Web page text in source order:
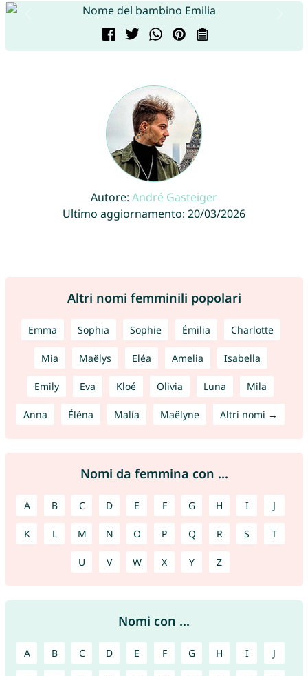
Autore: André Gasteiger
Ultimo aggiornamento: 20/03/2026
Altri nomi femminili popolari
Emma Sophia Sophie Émilia Charlotte
Mia Maëlys Eléa Amelia Isabella
Emily Eva Kloé Olivia Luna Mila
Anna Éléna Malía Maëlyne Altri nomi →
Nomi da femmina con ...
A B C D E F G H I J
K L M N O P Q R S T
U V W X Y Z
Nomi con ...
A B C D E F G H I J